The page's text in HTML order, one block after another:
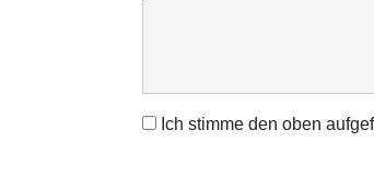
Ich stimme den oben